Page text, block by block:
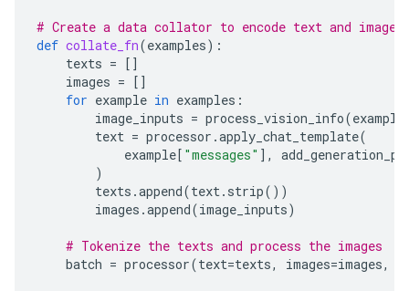
# Create a data collator to encode text and image
def collate_fn(examples):
texts = []
images = []
for example in examples :
image_inputs = process_vision_info(example
text = processor .apply_chat_template(
example[ "messages" ],
)
texts .append(text. strip())
images .append(image_inputs)
# Tokenize the texts and process the images
batch = processor(text=texts, images=images,